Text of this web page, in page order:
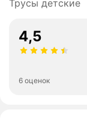
Трусы детские
4,5
6 оценок